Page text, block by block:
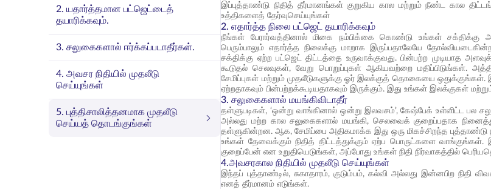
2. யதார்த்தமான பட்ஜெட்டைத்
தயாரிக்கவும்.
3. சலுகைகளால் ஈர்க்கப்படாதீர்கள்.
4. அவசர நிதியில் முதலீடு
செய்யுங்கள்
5. புத்திசாலித்தனமாக முதலீடு
செய்யத் தொடங்குங்கள்
இப்புத்தாண்டு நிதித் தீர்மானங்கள் குறுகிய கால மற்றும் நீண்ட கால
உத்திகளைத் தேர்வுசெய்யுங்கள்
2. எதார்த்த நிலை பட்ஜெட் தயாரிக்கவும்
நீங்கள் பேரார்வத்தினால் மிகை நம்பிக்கை கொண்டு உங்கள் சக்திக்கு
பெரும்பாலும் எதார்த்த நிலைக்கு மாறாக இருப்பதாலேயே
சக்திக்கு ஏற்ற பட்ஜெட் திட்டத்தை உருவாக்குவது. பின்பற்ற முடியாத
கூடுதல் செலவுகள், வேறு பொறுப்புகள் ஆகியவற்றை மதிப்பிடுங்கள்.
சேமிப்புகள் மற்றும் முதலீடுகளுக்கு ஓர் இலக்குத் தொகையை
ஏற்றதாகவும் பின்பற்றக்கூடியதாகவும் இருக்கும். இது உங்கள் இலக்குகள்
3. சலுகைகளால் மயங்கிவிடாதீர்
தள்ளுபடிகள், ‘ஒன்று வாங்கினால் ஒன்று இலவசம்’, கேஷ்பேக் உள்ளிட்ட
அல்லது மற்ற கால சலுகைகளால் மயங்கி, செலவைக் குறைப்பதாக
தள்ளுகின்றன. ஆக, சேமிப்பை அதிகமாக்க இது ஒரு மிகச்சிறந்த புத்தாண்டு
உங்கள் தேவைக்கும் நிதித் திட்டத்துக்கும் ஏற்ப பொருட்களை
குறைப்பேன் என உறுதியெடுங்கள், அப்போது உங்கள் நிதி நிர்வாகத்தில்
4.அவசரகால நிதியில் முதலீடு செய்யுங்கள்
இந்தப் புத்தாண்டில், சுகாதாரம், குடும்பம், கல்வி அல்லது இன்னபிற
எனத் தீர்மானம் எடுங்கள்.